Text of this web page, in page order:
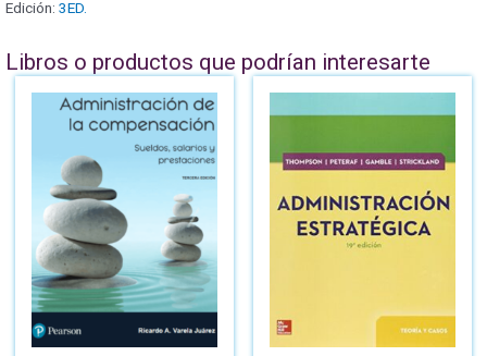
Edición: 3ED.
Libros o productos que podrían interesarte